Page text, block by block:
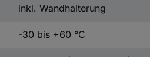
inkl. Wandhalterung
-30 bis +60 °C
+/- 0,5 °C (0 bis +60 °C)